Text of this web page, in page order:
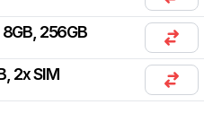
256GB
2x SIM